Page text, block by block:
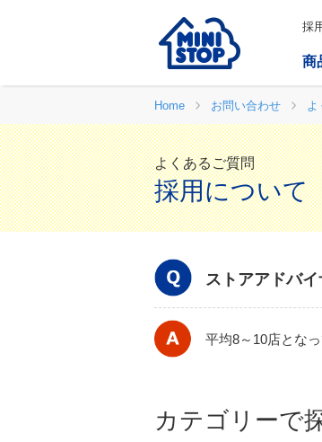
採
商
Home お問い合わせ よ
よくあるご質問
採用につい
ストアアドバ
平均8～10店とな
カテゴリーで